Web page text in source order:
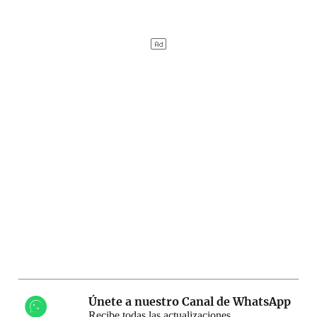
Únete a nuestro Canal de WhatsApp